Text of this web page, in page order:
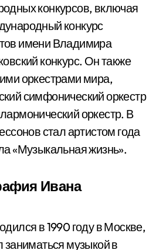
конкурсов, включая
конкурс
имени Владимира
конкурс. Он также
оркестрами мира,
симфонический оркестр
оркестр. В
стал артистом года
«Музыкальная жизнь».
Ивана
в 1990 году в Москве,
музыкой в